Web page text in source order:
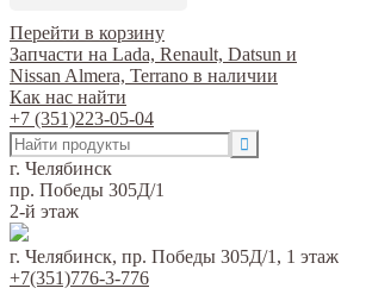
Перейти в корзину
Запчасти на Lada, Renault, Datsun и
Nissan Almera, Terrano в наличии
Как нас найти
+7 (351)223-05-04
г. Челябинск
пр. Победы 305Д/1
2-й этаж
г. Челябинск, пр. Победы 305Д/1, 1 этаж
+7(351)776-3-776